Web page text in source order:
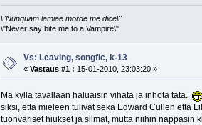
\"Nunquam lamiae morde me dice\"
\"Never say bite me to a Vampire\"
Vs: Leaving, songfic, k-13
«Vastaus #1 : 15-01-2010, 23:03:20 »
Mä kyllä tavallaan haluaisin vihata ja inhota tätä.
siksi, että mieleen tulivat sekä Edward Cullen että
tuonväriset hiukset ja silmät, mutta niihin nappasin